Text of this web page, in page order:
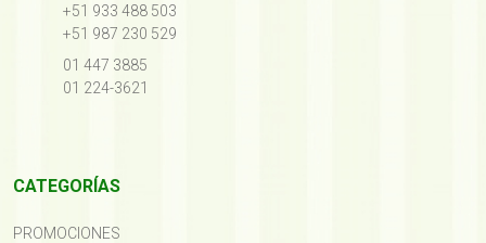
+51 933 488 503
+51 987 230 529
01 447 3885
01 224-3621
CATEGORÍAS
PROMOCIONES